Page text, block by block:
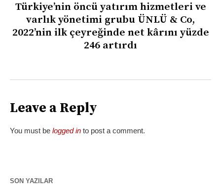
Türkiye’nin öncü yatırım hizmetleri ve
varlık yönetimi grubu ÜNLÜ & Co,
2022’nin ilk çeyreğinde net kârını yüzde
246 artırdı
Leave a Reply
You must be logged in to post a comment.
SON YAZILAR